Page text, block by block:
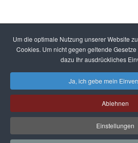
Um die optimale Nutzung unserer Website
Cookies. Um nicht gegen geltende
dazu Ihr ausdrückliches
Ja, ich gebe mein
Ablehnen
Einstellungen